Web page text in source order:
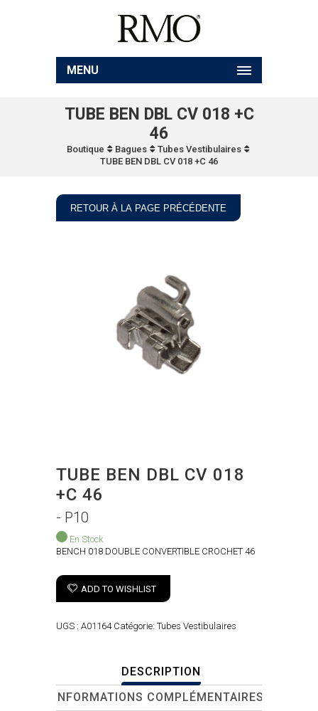
MENU
TUBE BEN DBL CV 018 +C
46
Boutique Bagues
Tubes Vestibulaires
TUBE BEN DBL CV 018 +C 46
RETOUR À LA PAGE PRÉCÉDENTE
TUBE BEN DBL CV 018
+C 46
- P10
En Stock
BENCH 018 DOUBLE CONVERTIBLE CROCHET 46
ADD TO WISHLIST
UGS : A01164 Catégorie: Tubes Vestibulaires
DESCRIPTION
INFORMATIONS COMPLÉMENTAIRES